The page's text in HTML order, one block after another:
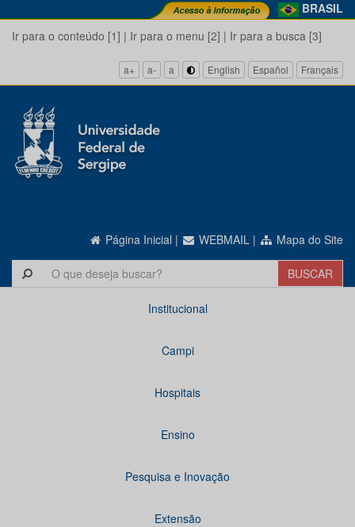
BRASIL
Ir para o conteúdo [1] | Ir para o menu [2] | Ir para a busca [3]
a+ a- a English Español Français
Página Inicial | WEBMAIL | Mapa do Site
Institucional
Campi
Hospitais
Ensino
Pesquisa e Inovação
Extensão